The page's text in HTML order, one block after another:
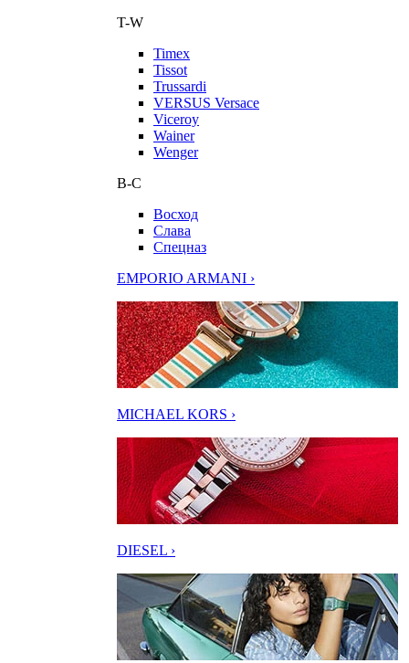
T-W
Timex
Tissot
Trussardi
VERSUS Versace
Viceroy
Wainer
Wenger
В-С
Восход
Слава
Спецназ
EMPORIO ARMANI ›
MICHAEL KORS ›
DIESEL ›